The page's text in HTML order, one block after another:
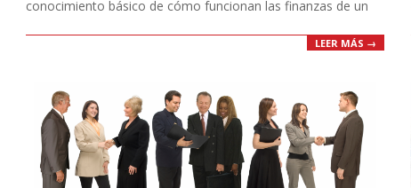
conocimiento básico de cómo funcionan las finanzas de un
LEER MÁS →